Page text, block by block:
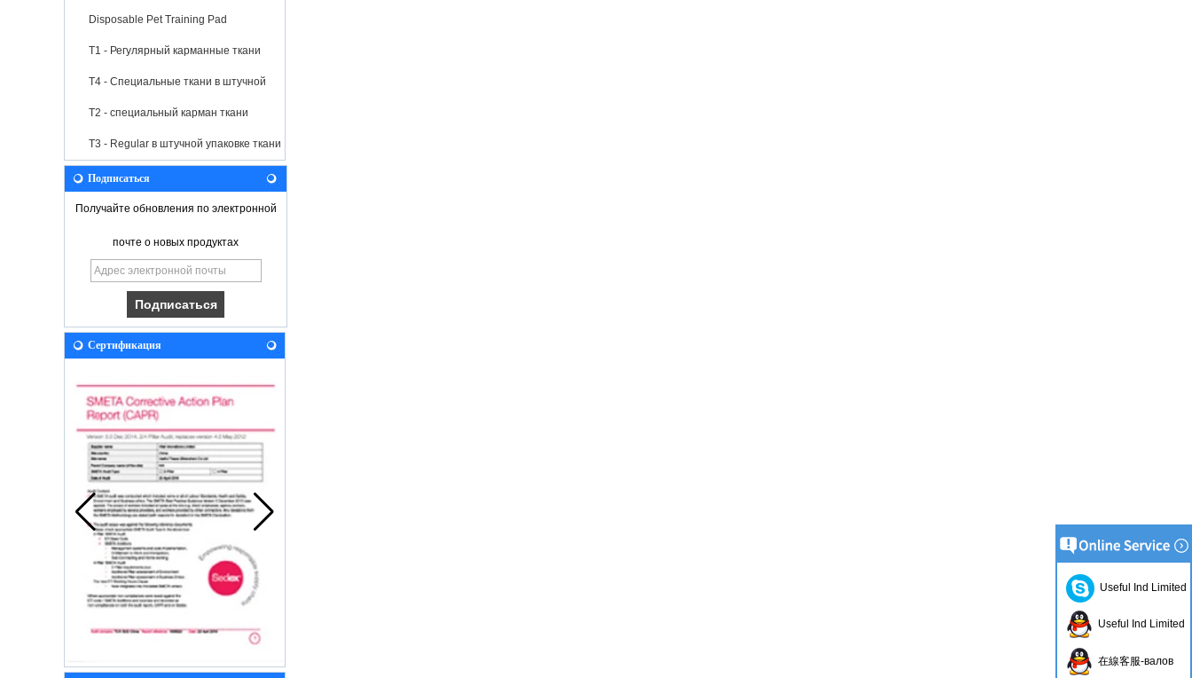
Disposable Pet Training Pad
T1 - Регулярный карманные ткани
T4 - Специальные ткани в штучной
упаковке
T2 - специальный карман ткани
T3 - Regular в штучной упаковке ткани
Подписаться
Получайте обновления по электронной
почте о новых продуктах
Сертификация
Useful Ind Limited
Useful Ind Limited
在線客服-валов